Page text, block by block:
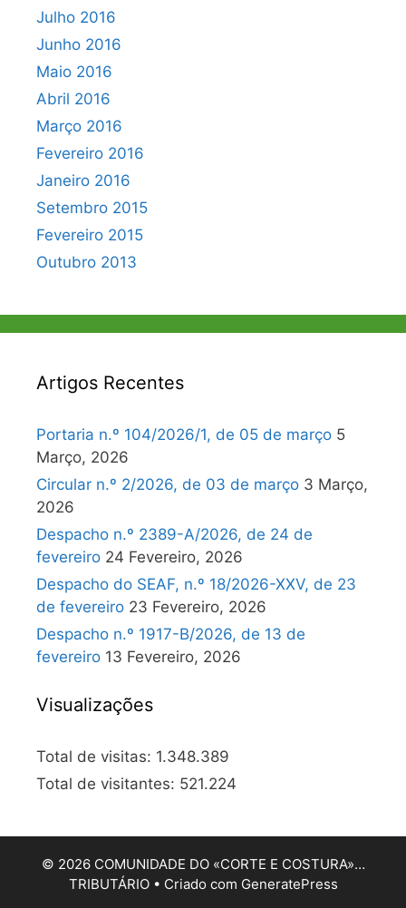
Julho 2016
Junho 2016
Maio 2016
Abril 2016
Março 2016
Fevereiro 2016
Janeiro 2016
Setembro 2015
Fevereiro 2015
Outubro 2013
Artigos Recentes
Portaria n.º 104/2026/1, de 05 de março 5
Março, 2026
Circular n.º 2/2026, de 03 de março 3 Março,
2026
Despacho n.º 2389-A/2026, de 24 de
fevereiro 24 Fevereiro, 2026
Despacho do SEAF, n.º 18/2026-XXV, de 23
de fevereiro 23 Fevereiro, 2026
Despacho n.º 1917-B/2026, de 13 de
fevereiro 13 Fevereiro, 2026
Visualizações
Total de visitas: 1.348.389
Total de visitantes: 521.224
© 2026 COMUNIDADE DO «CORTE E COSTURA»…
TRIBUTÁRIO• Criado com GeneratePress